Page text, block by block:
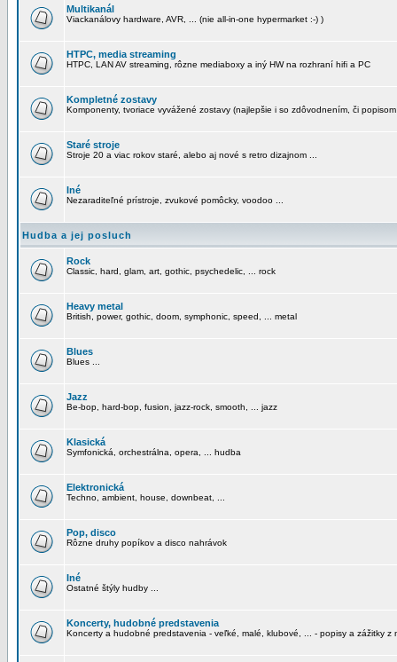
Multikanál
Viackanálovy hardware, AVR, ... (nie all-in-one hypermarket :-) )
HTPC, media streaming
HTPC, LAN AV streaming, rôzne mediaboxy a iný HW na rozhraní hifi a PC
Kompletné zostavy
Komponenty, tvoriace vyvážené zostavy (najlepšie i so zdôvodnením, či
Staré stroje
Stroje 20 a viac rokov staré, alebo aj nové s retro dizajnom ...
Iné
Nezaraditeľné prístroje, zvukové pomôcky, voodoo ...
Hudba a jej posluch
Rock
Classic, hard, glam, art, gothic, psychedelic, ... rock
Heavy metal
British, power, gothic, doom, symphonic, speed, ... metal
Blues
Blues ...
Jazz
Be-bop, hard-bop, fusion, jazz-rock, smooth, ... jazz
Klasická
Symfonická, orchestrálna, opera, ... hudba
Elektronická
Techno, ambient, house, downbeat, ...
Pop, disco
Rôzne druhy popíkov a disco nahrávok
Iné
Ostatné štýly hudby ...
Koncerty, hudobné predstavenia
Koncerty a hudobné predstavenia - veľké, malé, klubové, ... - popisy a zážitky z